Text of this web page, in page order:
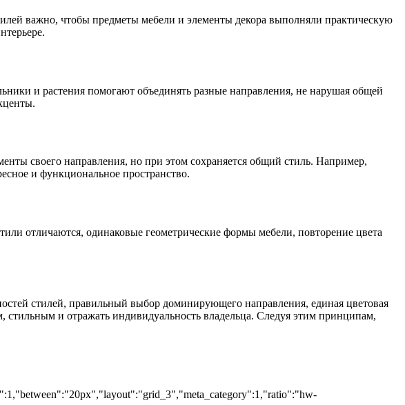
важно, чтобы предметы мебели и элементы декора выполняли практическую
и растения помогают объединять разные направления, не нарушая общей
своего направления, но при этом сохраняется общий стиль. Например,
и функциональное пространство.
отличаются, одинаковые геометрические формы мебели, повторение цвета
стилей, правильный выбор доминирующего направления, единая цветовая
стильным и отражать индивидуальность владельца. Следуя этим принципам,